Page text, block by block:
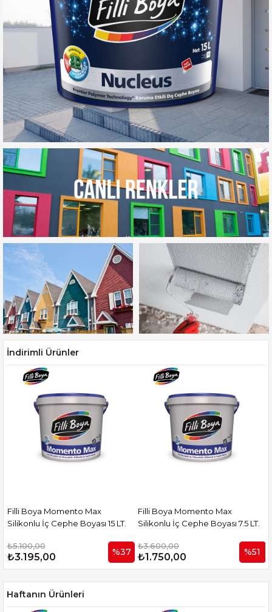
İndirimli Ürünler
Filli Boya Momento Max
Silikonlu İç Cephe Boyası 15 LT.
₺5.100,00
₺3.195,00 %37
Filli Boya Momento Max
Silikonlu İç Cephe Boyası 7.5 LT.
₺3.600,00
₺1.750,00 %51
Haftanın Ürünleri